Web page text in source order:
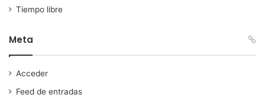
Tiempo libre
Meta
Acceder
Feed de entradas